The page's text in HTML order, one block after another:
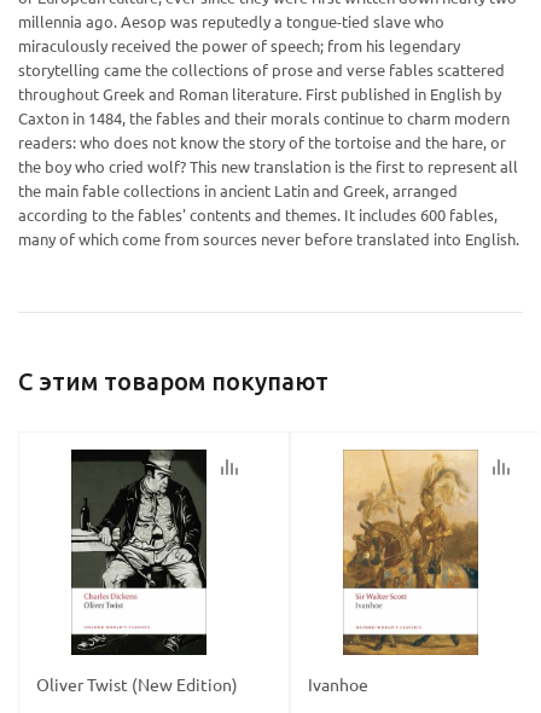
millennia ago. Aesop was reputedly a tongue-tied slave who
miraculously received the power of speech; from his legendary
storytelling came the collections of prose and verse fables scattered
throughout Greek and Roman literature. First published in English by
Caxton in 1484, the fables and their morals continue to charm modern
readers: who does not know the story of the tortoise and the hare, or
the boy who cried wolf? This new translation is the first to represent all
the main fable collections in ancient Latin and Greek, arranged
according to the fables' contents and themes. It includes 600 fables,
many of which come from sources never before translated into English.
С этим товаром покупают
Oliver Twist (New Edition) Ivanhoe
Ваш E-mail:
политикой
Ваш E-mail:
политикой